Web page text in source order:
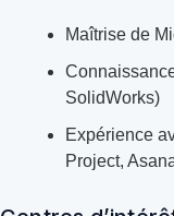
Maîtrise de
SolidWorks)
Expérience
Project,